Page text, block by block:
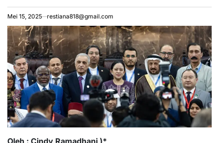
Mei 15, 2025 restiana818@gmail.com
Oleh : Cindy Ramadhani )*